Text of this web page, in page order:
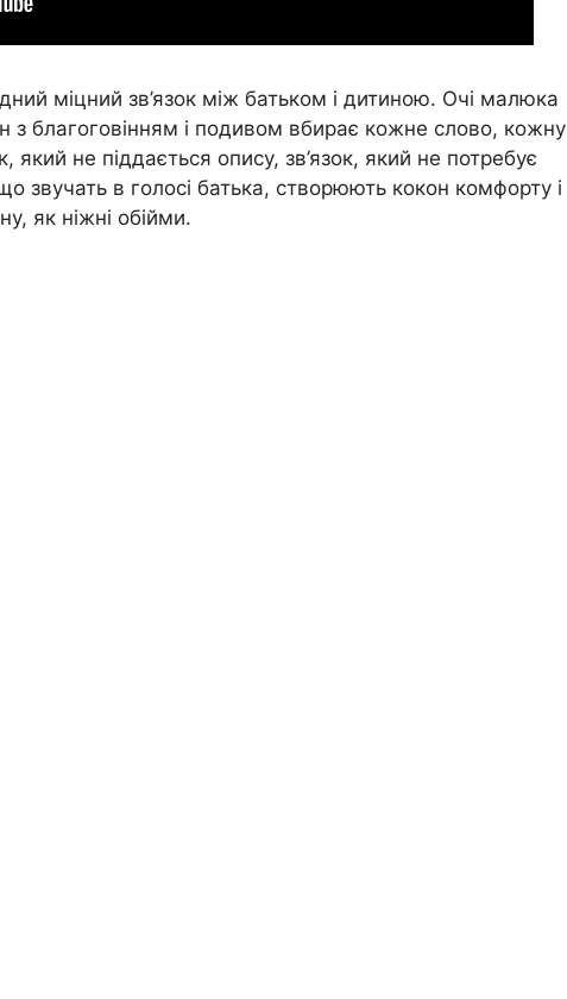
міцний зв’язок між батьком і дитиною. Очі малюка
з благоговінням і подивом вбирає кожне слово, кожну
який не піддається опису, зв’язок, який не потребує
звучать в голосі батька, створюють кокон комфорту і
як ніжні обійми.